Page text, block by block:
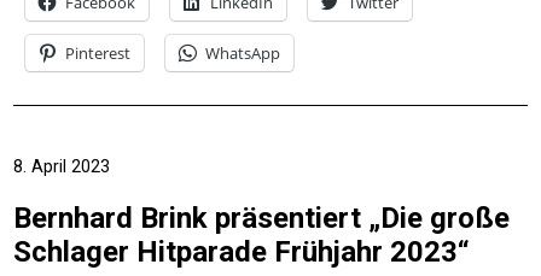
Pinterest WhatsApp
8. April 2023
Bernhard Brink präsentiert „Die große
Schlager Hitparade Frühjahr 2023“